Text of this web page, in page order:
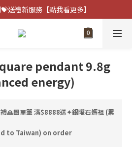
送禮新服務【點我看更多】
送禮新服務【點我看更多】
指定黑曜石 任選兩件75折
pendant 9.8g
energy)
🙏🏻單筆 滿$8888送✦銀曜石媽祖 (累
to Taiwan) on order